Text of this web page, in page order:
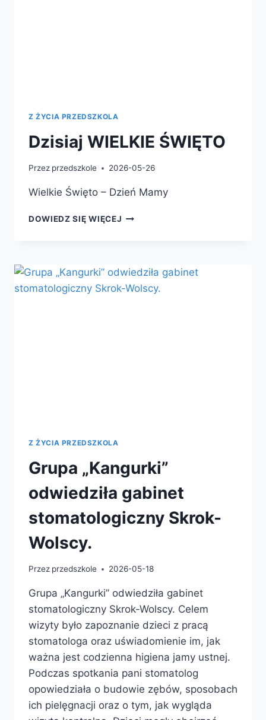
Z ŻYCIA PRZEDSZKOLA
Dzisiaj WIELKIE ŚWIĘTO
Przez przedszkole 2026-05-26
Wielkie Święto – Dzień Mamy
DOWIEDZ SIĘ WIĘCEJ
Z ŻYCIA PRZEDSZKOLA
Grupa „Kangurki”
odwiedziła gabinet
stomatologiczny Skrok-
Wolscy.
Przez przedszkole 2026-05-18
Grupa „Kangurki” odwiedziła gabinet
stomatologiczny Skrok-Wolscy. Celem
wizyty było zapoznanie dzieci z pracą
stomatologa oraz uświadomienie im, jak
ważna jest codzienna higiena jamy ustnej.
Podczas spotkania pani stomatolog
opowiedziała o budowie zębów, sposobach
ich pielęgnacji oraz o tym, jak wygląda